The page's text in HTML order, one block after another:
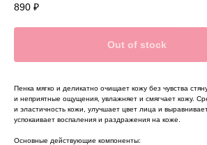
890 ₽
Out of stock
Пенка мягко и деликатно очищает кожу без чувства
и неприятные ощущения, увлажняет и смягчает кожу.
и эластичность кожи, улучшает цвет лица и
успокаивает воспаления и раздражения на коже.
Основные действующие компоненты: